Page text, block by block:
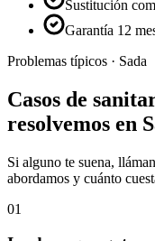
Sustitución
Garantía 12
Problemas típicos · Sada
Casos de
resolvemos en
Si alguno te suena,
abordamos y cuánto
01